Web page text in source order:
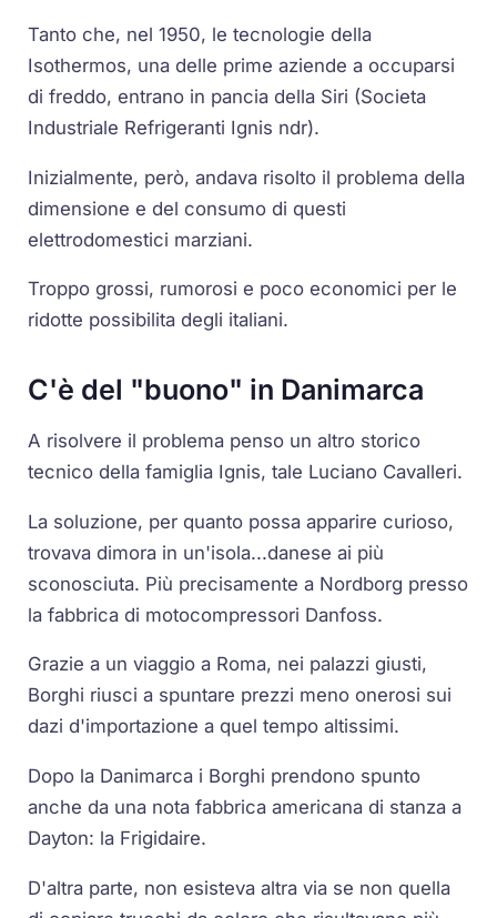
Tanto che, nel 1950, le tecnologie della
Isothermos, una delle prime aziende a occuparsi
di freddo, entrano in pancia della Siri (Societa
Industriale Refrigeranti Ignis ndr).
Inizialmente, però, andava risolto il problema della
dimensione e del consumo di questi
elettrodomestici marziani.
Troppo grossi, rumorosi e poco economici per le
ridotte possibilita degli italiani.
C'è del "buono" in Danimarca
A risolvere il problema penso un altro storico
tecnico della famiglia Ignis, tale Luciano Cavalleri.
La soluzione, per quanto possa apparire curioso,
trovava dimora in un'isola...danese ai più
sconosciuta. Più precisamente a Nordborg presso
la fabbrica di motocompressori Danfoss.
Grazie a un viaggio a Roma, nei palazzi giusti,
Borghi riusci a spuntare prezzi meno onerosi sui
dazi d'importazione a quel tempo altissimi.
Dopo la Danimarca i Borghi prendono spunto
anche da una nota fabbrica americana di stanza a
Dayton: la Frigidaire.
D'altra parte, non esisteva altra via se non quella